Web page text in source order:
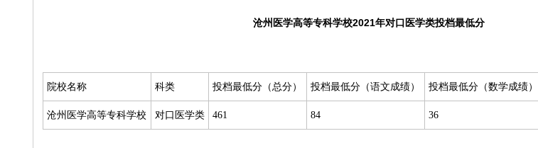
沧州医学高等专科学校2021年对口医学类投档最低分
院校名称 科类 投档最低分（总分） 投档最低分（语文成绩） 投档最低分（数学成绩）
沧州医学高等专科学校 对口医学类 461 84 36